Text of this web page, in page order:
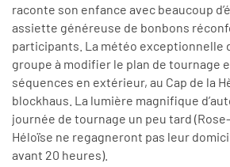
raconte son enfance avec beaucoup
assiette généreuse de bonbons
participants. La météo exceptionnelle
groupe à modifier le plan de tournage
séquences en extérieur, au Cap de la
blockhaus. La lumière magnifique
journée de tournage un peu tard
Héloïse ne regagneront pas leur
avant 20 heures).